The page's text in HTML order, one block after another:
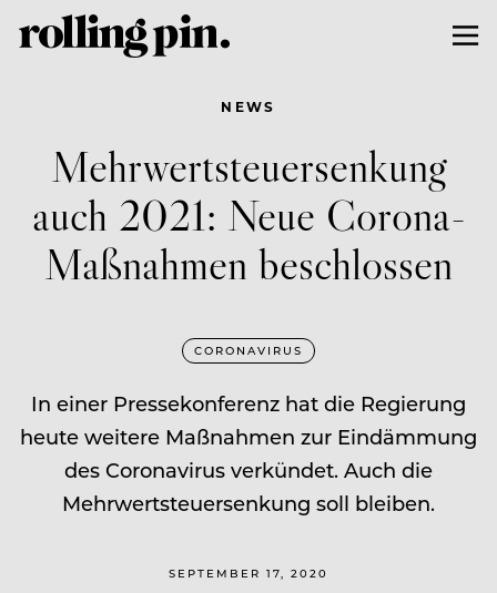
NEWS
Mehrwertsteuersenkung
auch 2021: Neue Corona-
Maßnahmen beschlossen
CORONAVIRUS
In einer Pressekonferenz hat die Regierung
heute weitere Maßnahmen zur Eindämmung
des Coronavirus verkündet. Auch die
Mehrwertsteuersenkung soll bleiben.
SEPTEMBER 17, 2020